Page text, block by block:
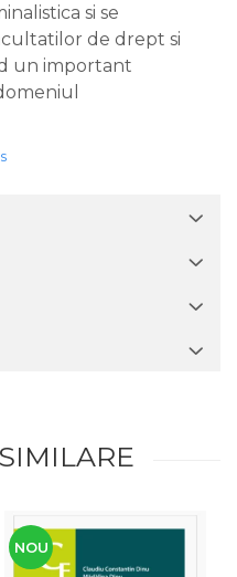
si se
de drept si
un important
NOU